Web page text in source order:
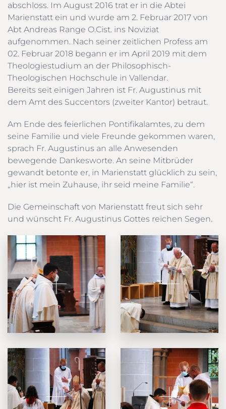
abschloss. Im August 2016 trat er in die Abtei
Marienstatt ein und wurde am 2. Februar 2017 von
Abt Andreas Range O.Cist. ins Noviziat
aufgenommen. Nach seiner zeitlichen Profess am
02. Februar 2018 begann er im April 2019 mit dem
Theologiestudium an der Philosophisch-
Theologischen Hochschule in Vallendar.
Bereits seit einigen Jahren ist Fr. Augustinus mit
dem Amt des Succentors (zweiter Kantor) betraut.
Am Ende des feierlichen Pontifikalamtes, zu dem
seine Familie und viele Freunde gekommen waren,
sprach Fr. Augustinus an alle Anwesenden
bewegende Dankesworte. An seine Mitbrüder
gewandt betonte er, in Marienstatt glücklich zu sein,
„hier ist mein Zuhause, ihr seid meine Familie“.
Die Gemeinschaft von Marienstatt freut sich sehr
und wünscht Fr. Augustinus Gottes reichen Segen.